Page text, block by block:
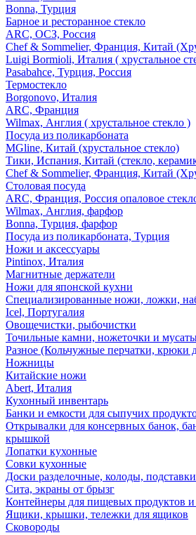
Bonna, Турция
Барное и ресторанное стекло
ARC, ОСЗ, Россия
Chef & Sommelier, Франция, Китай
Luigi Bormioli, Италия ( хрустальное
Pasabahce, Турция, Россия
Термостекло
Borgonovo, Италия
ARC, Франция
Wilmax, Англия ( хрустальное стекло )
Посуда из поликарбоната
MGline, Китай (хрустальное стекло)
Тики, Испания, Китай (стекло,
Chef & Sommelier, Франция, Китай
Столовая посуда
ARC, Франция, Россия опаловое
Wilmax, Англия, фарфор
Bonna, Турция, фарфор
Посуда из поликарбоната, Турция
Ножи и аксессуары
Pintinox, Италия
Магнитные держатели
Ножи для японской кухни
Специализированные ножи, ложки,
Icel, Португалия
Овощечистки, рыбочистки
Точильные камни, ножеточки и
Разное (Кольчужные перчатки, крюки
Ножницы
Китайские ножи
Abert, Италия
Кухонный инвентарь
Банки и емкости для сыпучих
Открывалки для консервных банок,
крышкой
Лопатки кухонные
Совки кухонные
Доски разделочные, колоды,
Сита, экраны от брызг
Контейнеры для пищевых продуктов
Ящики, крышки, тележки для ящиков
Сковороды